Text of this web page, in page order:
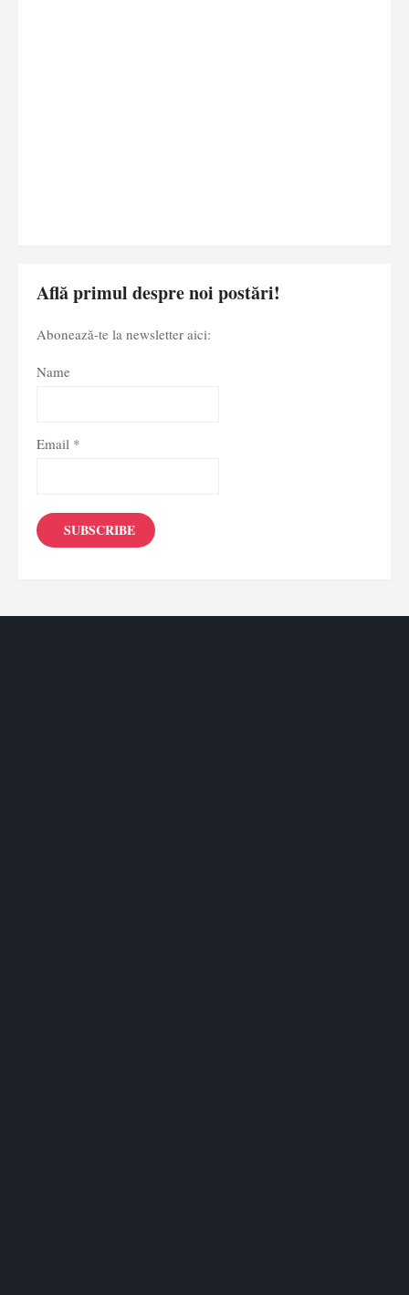
Află primul despre noi postări!
Abonează-te la newsletter aici:
Name
Email *